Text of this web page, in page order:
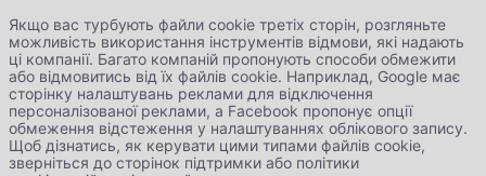
Якщо вас турбують файли cookie третіх сторін, розгляньте
можливість використання інструментів відмови, які надають
ці компанії. Багато компаній пропонують способи обмежити
або відмовитись від їх файлів cookie. Наприклад, Google має
сторінку налаштувань реклами для відключення
персоналізованої реклами, а Facebook пропонує опції
обмеження відстеження у налаштуваннях облікового запису.
Щоб дізнатись, як керувати цими типами файлів cookie,
зверніться до сторінок підтримки або політики